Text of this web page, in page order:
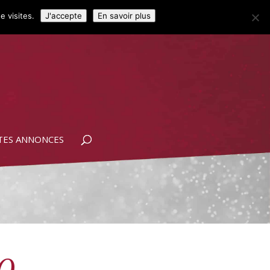
Accueil Membres
ANNONCES
visites. J'accepte En savoir plus